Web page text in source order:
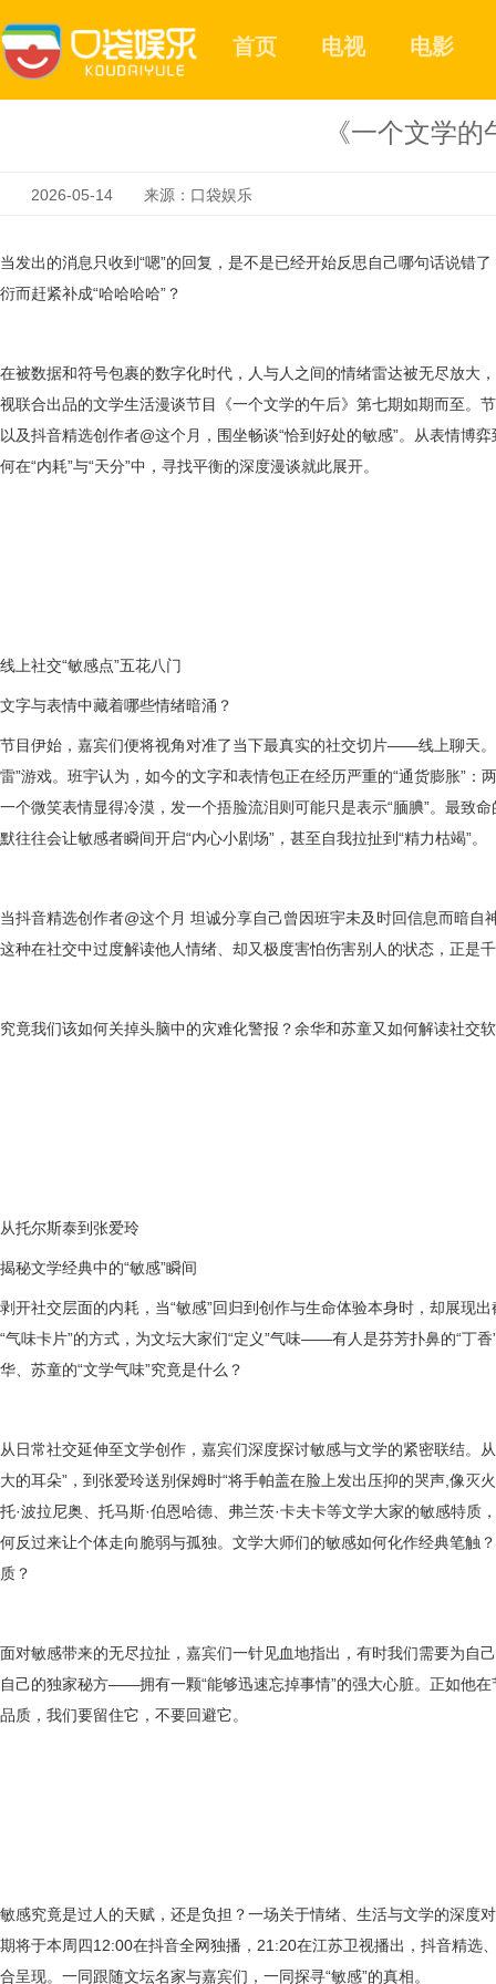
首页 电视 电影
《一个文学
2026-05-14 来源：口袋娱乐
当发出的消息只收到“嗯”的回复，是不是已经开始反思自己哪句话说错
衍而赶紧补成“哈哈哈哈” ？
在被数据和符号包裹的数字化时代，人与人之间的情绪雷达被无尽放大
视联合出品的文学生活漫谈节目《一个文学的午后》第七期如期而至。
以及抖音精选创作者@这个月，围坐畅谈“恰到好处的敏感”。
从表情博
何在“内耗”与“天分”中，寻找平衡的深度漫谈就此展开。
线上社交“敏感点”五花八门
文字与表情中藏着哪些情绪暗涌？
节目伊始，嘉宾们便将视角对准了当下最真实的社交切片——线上聊天
雷”游戏。班宇认为，如今的文字和表情包正在经历严重的“通货膨胀” ：
一个微笑表情显得冷漠，发一个捂脸流泪则可能只是表示“腼腆”。最致
默往往会让敏感者瞬间开启“内心小剧场” ，甚至自我拉扯到“精力枯竭”。
当抖音精选创作者@这个月 坦诚分享自己曾因班宇未及时回信息而暗自
这种在社交中过度解读他人情绪、却又极度害怕伤害别人的状态，正是
究竟我们该如何关掉头脑中的灾难化警报？余华和苏童又如何解读社交
从托尔斯泰到张爱玲
揭秘文学经典中的“敏感”瞬间
剥开社交层面的内耗，当“敏感”回归到创作与生命体验本身时，却展现
“气味卡片”的方式，为文坛大家们“定义”气味——有人是芬芳扑鼻的“丁香
华、苏童的“文学气味”究竟是什么？
从日常社交延伸至文学创作，嘉宾们深度探讨敏感与文学的紧密联结。
大的耳朵” ，到张爱玲送别保姆时“将手帕盖在脸上发出压抑的哭声 像灭
托·波拉尼奥、托马斯·伯恩哈德、弗兰茨·卡夫卡等文学大家的敏感特质
何反过来让个体走向脆弱与孤独。文学大师们的敏感如何化作经典笔触
质？
面对敏感带来的无尽拉扯，嘉宾们一针见血地指出，有时我们需要为自
自己的独家秘方——拥有一颗“能够迅速忘掉事情”的强大心脏。正如他
品质，我们要留住它，不要回避它。
敏感究竟是过人的天赋，还是负担 ？一场关于情绪、生活与文学的深度
期将于本周四12:00在抖音全网独播， 21:20在江苏卫视播出，抖音精选
合呈现。一同跟随文坛名家与嘉宾们，一同探寻“敏感”的真相。